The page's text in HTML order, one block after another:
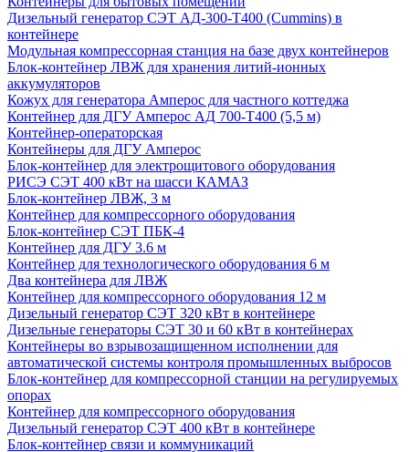
Дизельный генератор СЭТ АД-300-Т400 (Cummins) в
контейнере
Модульная компрессорная станция на базе двух контейнеров
Блок-контейнер ЛВЖ для хранения литий-ионных
аккумуляторов
Кожух для генератора Амперос для частного коттеджа
Контейнер для ДГУ Амперос АД 700-Т400 (5,5 м)
Контейнер-операторская
Контейнеры для ДГУ Амперос
Блок-контейнер для электрощитового оборудования
РИСЭ СЭТ 400 кВт на шасси КАМАЗ
Блок-контейнер ЛВЖ, 3 м
Контейнер для компрессорного оборудования
Блок-контейнер СЭТ ПБК-4
Контейнер для ДГУ 3.6 м
Контейнер для технологического оборудования 6 м
Два контейнера для ЛВЖ
Контейнер для компрессорного оборудования 12 м
Дизельный генератор СЭТ 320 кВт в контейнере
Дизельные генераторы СЭТ 30 и 60 кВт в контейнерах
Контейнеры во взрывозащищенном исполнении для
автоматической системы контроля промышленных выбросов
Блок-контейнер для компрессорной станции на регулируемых
опорах
Контейнер для компрессорного оборудования
Дизельный генератор СЭТ 400 кВт в контейнере
Блок-контейнер связи и коммуникаций